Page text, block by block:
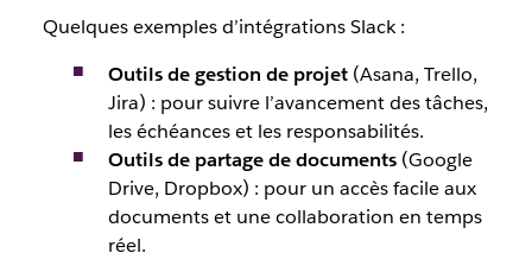
Quelques exemples d’intégrations Slack :
Outils de gestion de projet(Asana, Trello,
Jira) : pour suivre l’avancement des tâches,
les échéances et les responsabilités.
Outils de partage de documents(Google
Drive, Dropbox) : pour un accès facile aux
documents et une collaboration en temps
réel.